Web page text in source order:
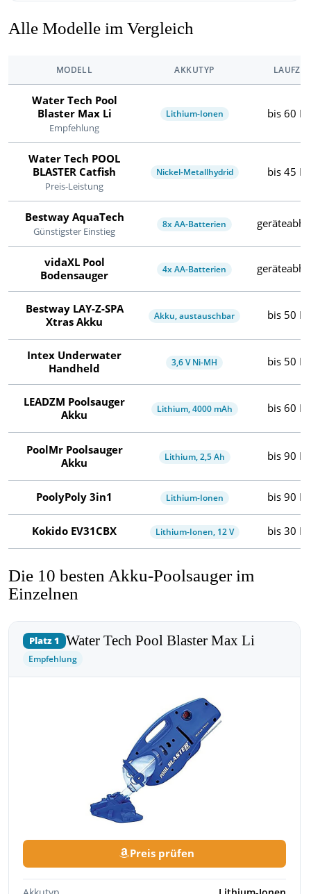
Alle Modelle im Vergleich
MODELL AKKUTYP
Water Tech Pool
Blaster Max Li
Empfehlung
Lithium-Ionen bis 60
Water Tech POOL
BLASTER Catfish
Preis-Leistung
Nickel-Metallhydrid bis 45
Bestway AquaTech
Günstigster Einstieg
8x AA-Batterien
vidaXL Pool
Bodensauger
4x AA-Batterien
Bestway LAY-Z-SPA
Xtras Akku
Akku, austauschbar bis 50
Intex Underwater
Handheld
3,6 V Ni-MH bis 50
LEADZM Poolsauger
Akku
Lithium, 4000 mAh bis 60
PoolMr Poolsauger
Akku
Lithium, 2,5 Ah bis 90
PoolyPoly 3in1 Lithium-Ionen bis 90
Kokido EV31CBX Lithium-Ionen, 12 V bis 30
Die 10 besten Akku-Poolsauger im
Einzelnen
Platz 1 Water Tech Pool Blaster Max Li
Empfehlung
Preis prüfen